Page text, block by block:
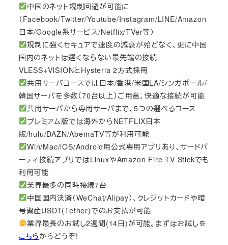
中国のネット規制回避が可能に
（Facebook/Twitter/Youtube/Instagram/LINE/Amazon
日本/Google系サービス/Netflix/TVer等）
規制に強くセキュアで速度の減衰が殆どなく、更に中国
国内のネットは遅くならない最先端の接続
VLESS+VISIONとHysteria 2方式採用
共用サーバコースでは日本/香港/米国LA/シンガポール/
韓国サーバを多数（70台以上）ご用意、快適な接続が可能
共用サーバから専用サーバまで、5つの選べるコース
プレミアム版では海外からNETFLIX日本
版/hulu/DAZN/AbemaTV等が利用可能
Win/Mac/iOS/Android用公式専用アプリあり、サードパ
ーティ接続アプリではLinuxやAmazon Fire TV Stickでも
利用可能
業界最多の同時接続7台
中国国内決済（WeChat/Alipay）、クレジットカードや暗
号資産USDT(Tether)でのお支払が可能
業界最長のお試し2週間(14日)が可能。まずはお試しを
こちらからどうぞ!